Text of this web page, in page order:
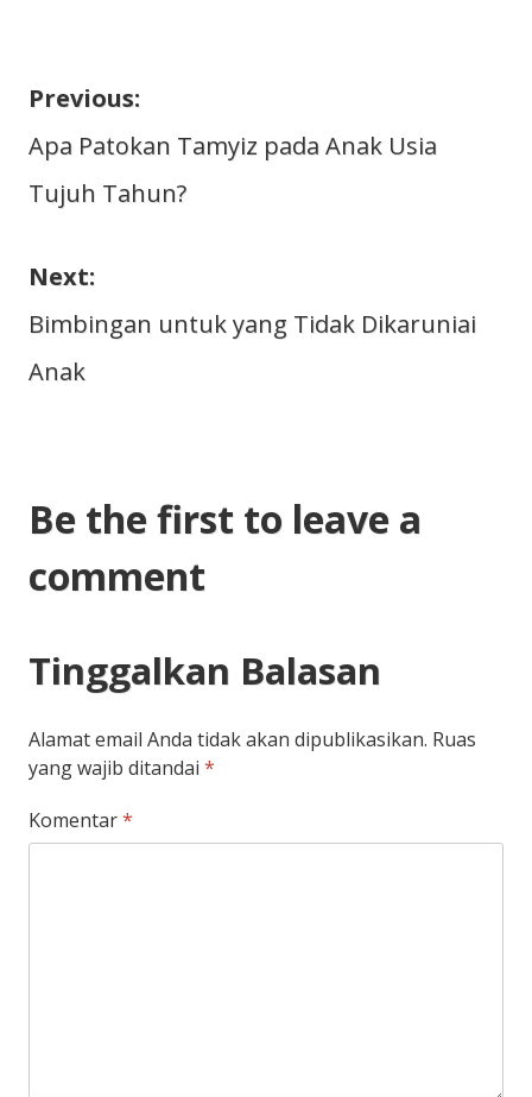
Navigasi
pos
Previous:
Apa Patokan Tamyiz pada Anak Usia
Tujuh Tahun?
Next:
Bimbingan untuk yang Tidak Dikaruniai
Anak
Be the first to leave a
comment
Tinggalkan Balasan
Alamat email Anda tidak akan dipublikasikan. Ruas
yang wajib ditandai *
Komentar*